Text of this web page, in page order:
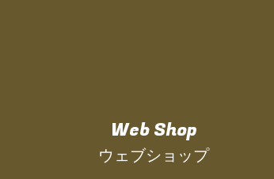
Web Shop
ウェブショップ